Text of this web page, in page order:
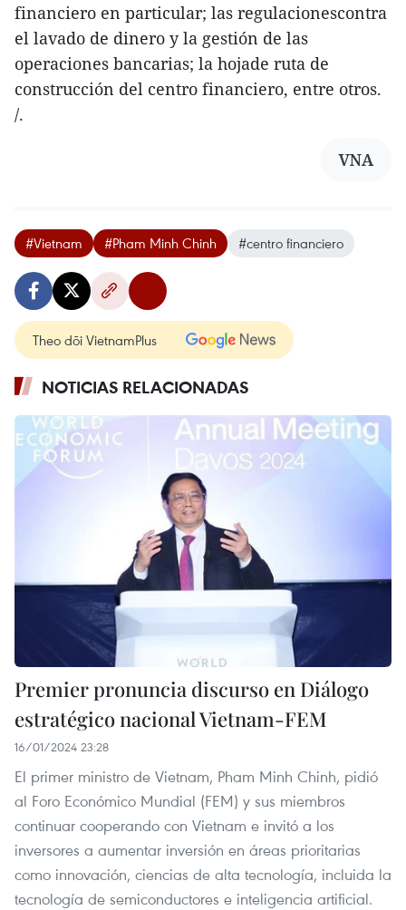
financiero en particular; las regulacionescontra
el lavado de dinero y la gestión de las
operaciones bancarias; la hojade ruta de
construcción del centro financiero, entre otros.
/.
VNA
#Vietnam #Pham Minh Chinh #centro financiero
Theo dõi VietnamPlus
NOTICIAS RELACIONADAS
Premier pronuncia discurso en Diálogo
estratégico nacional Vietnam-FEM
16/01/2024 23:28
El primer ministro de Vietnam, Pham Minh Chinh, pidió
al Foro Económico Mundial (FEM) y sus miembros
continuar cooperando con Vietnam e invitó a los
inversores a aumentar inversión en áreas prioritarias
como innovación, ciencias de alta tecnología, incluida la
tecnología de semiconductores e inteligencia artificial.